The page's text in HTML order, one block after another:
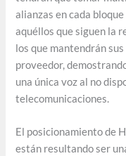
alianzas en cada
aquéllos que siguen la
los que mantendrán
proveedor,
una única voz al no
telecomunicaciones.
El posicionamiento de
están resultando ser